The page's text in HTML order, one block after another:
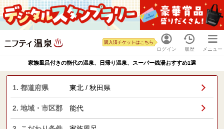
ログイン
購入済チケットはこちら
履歴 メニュー
家族風呂付きの能代の温泉、日帰り温泉、スーパー銭湯おすすめ1選
1. 都道府県 東北 / 秋田県
2. 地域・市区郡 能代